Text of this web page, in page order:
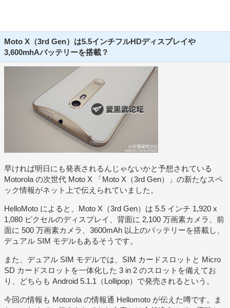
Moto X（3rd Gen）は5.5インチフルHDディスプレイや
3,600mhAバッテリーを搭載？
早ければ明日にも発表されるんじゃないかと予想されている
Motorola の次世代 Moto X 「Moto X（3rd Gen）」の新たなスペ
ック情報がネット上で伝えられていました。
HelloMoto によると、Moto X（3rd Gen）は 5.5 インチ 1,920 x
1,080 ピクセルのディスプレイ、背面に 2,100 万画素カメラ、前
面に 500 万画素カメラ、3600mAh 以上のバッテリーを搭載し、
デュアル SIM モデルもあるそうです。
また、デュアル SIM モデルでは、SIM カードスロットと Micro
SD カードスロットを一体化した 3 in 2 のスロットを備えてお
り、どちらも Android 5.1.1（Lollipop）で発売されるという。
今回の情報も Motorola の情報通 Hellomoto が伝えた噂です。ま